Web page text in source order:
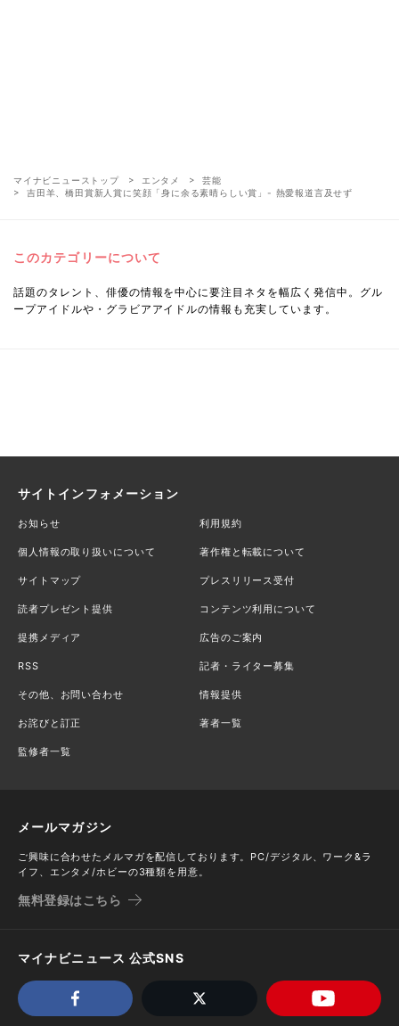
マイナビニューストップ エンタメ
芸能
吉田羊、橋田賞新人賞に笑顔「身に余る素晴らしい賞」- 熱愛報道言及せず
このカテゴリーについて
話題のタレント、俳優の情報を中心に要注目ネタを幅広く発信中。グル
ープアイドルや・グラビアアイドルの情報も充実しています。
サイトインフォメーション
お知らせ 利用規約
個人情報の取り扱いについて 著作権と転載について
サイトマップ プレスリリース受付
読者プレゼント提供 コンテンツ利用について
提携メディア 広告のご案内
RSS 記者・ライター募集
その他、お問い合わせ 情報提供
お詫びと訂正 著者一覧
監修者一覧
メールマガジン
ご興味に合わせたメルマガを配信しております。PC/デジタル、ワーク&ラ
イフ、エンタメ/ホビーの3種類を用意。
無料登録はこちら
マイナビニュース 公式SNS